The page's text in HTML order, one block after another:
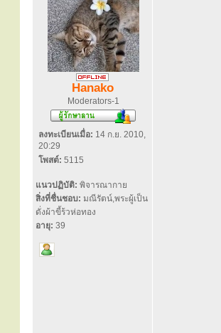
Hanako
Moderators-1
ลงทะเบียนเมื่อ: 14 ก.ย. 2010,
20:29
โพสต์: 5115
แนวปฏิบัติ: พิจารณากาย
สิ่งที่ชื่นชอบ: มณีรัตน์,พระผู้เป็น
ดั่งผ้าขี้ร้วห่อทอง
อายุ: 39